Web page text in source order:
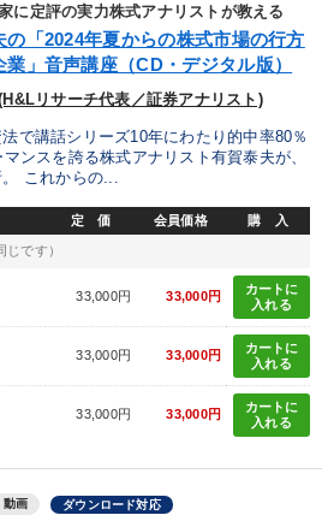
に定評の実力株式アナリストが教える
の「2024年夏からの株式市場の行方
業」音声講座（CD・デジタル版）
リサーチ代表／証券アナリスト)
で講話シリーズ10年にわたり的中率80％
ンスを誇る株式アナリスト有賀泰夫が、
これからの...
定 価 会員価格 購 入
じです）
33,000円 33,000円
カートに
入れる
33,000円 33,000円
カートに
入れる
33,000円 33,000円
カートに
入れる
動画 ダウンロード対応